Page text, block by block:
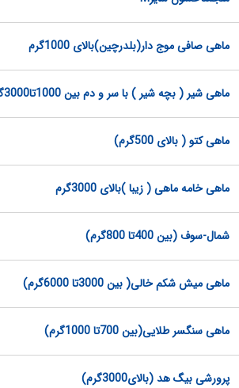
ماهی صافی موج دار(بلدرچین)بالای 1000گرم
ماهی شیر ( بچه شیر ) با سر و دم بین 1000تا3000گرم
ماهی کتو ( بالای 500گرم)
ماهی خامه ماهی ( زیبا )بالای 3000گرم
شمال-سوف (بین 400تا 800گرم)
ماهی میش شکم خالی( بین 3000تا 6000گرم)
ماهی سنگسر طلایی(بین 700تا 1000گرم)
پرورشی بیگ هد (بالای3000گرم)